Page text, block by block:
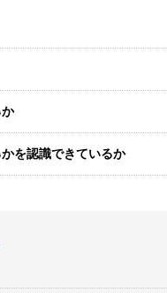
を認識できているか